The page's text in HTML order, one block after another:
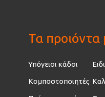
Τα προιόντα
Υπόγειοι κάδοι
Κομποστοποιητές